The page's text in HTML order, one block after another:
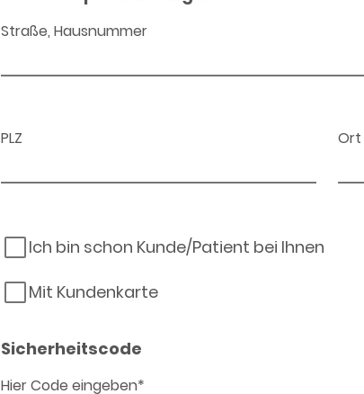
Straße, Hausnummer
PLZ Ort
Ich bin schon Kunde/Patient bei Ihnen
Mit Kundenkarte
Sicherheitscode
Hier Code eingeben*